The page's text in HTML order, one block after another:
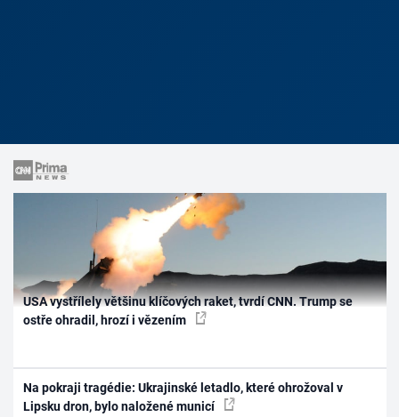
USA vystřílely většinu klíčových raket, tvrdí CNN. Trump se
ostře ohradil, hrozí i vězením
Na pokraji tragédie: Ukrajinské letadlo, které ohrožoval v
Lipsku dron, bylo naložené municí